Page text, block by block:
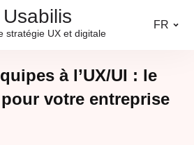
Usabilis
stratégie UX et digitale
FR
à l’UX/UI : le
votre entreprise